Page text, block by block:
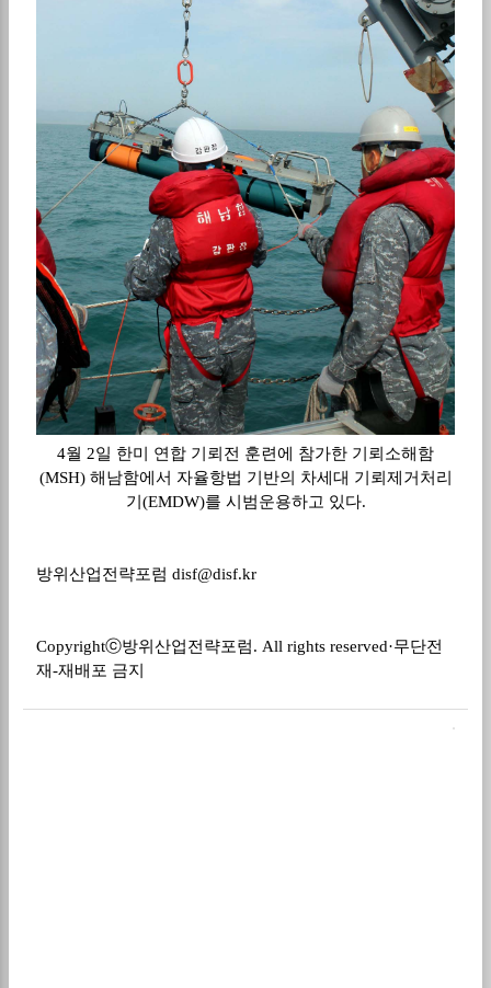
4월 2일 한미 연합 기뢰전 훈련에 참가한 기뢰소해함
(MSH) 해남함에서 자율항법 기반의 차세대 기뢰제거처리
기(EMDW)를 시범운용하고 있다.
방위산업전략포럼 disf@disf.kr
Copyrightⓒ방위산업전략포럼. All rights reserved·무단전
재-재배포 금지